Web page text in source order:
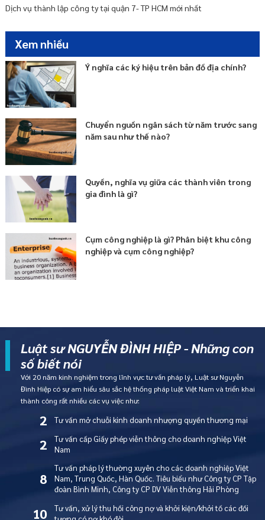
Dịch vụ thành lập công ty tại quận 7- TP HCM mới nhất
Xem nhiều
Ý nghĩa các ký hiệu trên bản đồ địa chính?
Chuyển nguồn ngân sách từ năm trước sang
năm sau như thế nào?
Quyền, nghĩa vụ giữa các thành viên trong
gia đình là gì?
Cụm công nghiệp là gì? Phân biệt khu công
nghiệp và cụm công nghiệp?
Luật sư NGUYỄN ĐÌNH HIỆP - Những con
số biết nói
Với 20 năm kinh nghiệm trong lĩnh vực tư vấn pháp lý, Luật sư Nguyễn
Đình Hiệp có sự am hiểu sâu sắc hệ thống pháp luật Việt Nam và triển khai
thành công rất nhiều các vụ việc như:
2 Tư vấn mở chuỗi kinh doanh nhượng quyền thương mại
2
Tư vấn cấp Giấy phép viễn thông cho doanh nghiệp Việt
Nam
8
Tư vấn pháp lý thường xuyên cho các doanh nghiệp Việt
Nam, Trung Quốc, Hàn Quốc. Tiêu biểu như Công ty CP Tập
đoàn Bình Minh, Công ty CP DV Viễn thông Hải Phòng
10
Tư vấn, xử lý thu hồi công nợ và khởi kiện/khởi tố các đối